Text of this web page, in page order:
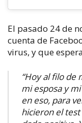
El pasado 24 de
cuenta de
virus, y que
“Hoy al filo de
mi esposa y
en eso, para
hicieron el